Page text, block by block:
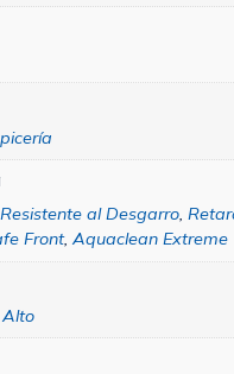
Resistente al Desgarro,
Front, Aquaclean Extreme